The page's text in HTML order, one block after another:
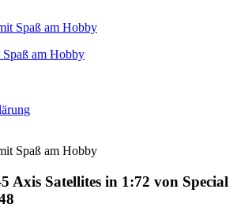
am Hobby
Axis Satellites in 1:72 von Special